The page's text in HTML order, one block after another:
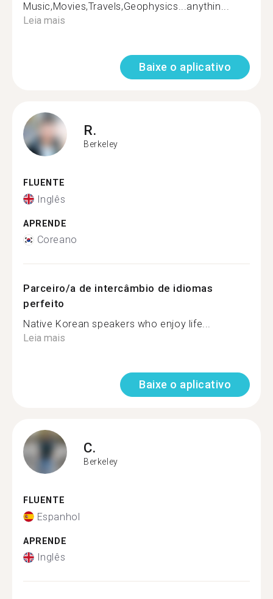
Music,Movies,Travels,Geophysics...anythin...
Leia mais
Baixe o aplicativo
R.
Berkeley
FLUENTE
Inglês
APRENDE
Coreano
Parceiro/a de intercâmbio de idiomas
perfeito
Native Korean speakers who enjoy life...
Leia mais
Baixe o aplicativo
C.
Berkeley
FLUENTE
Espanhol
APRENDE
Inglês